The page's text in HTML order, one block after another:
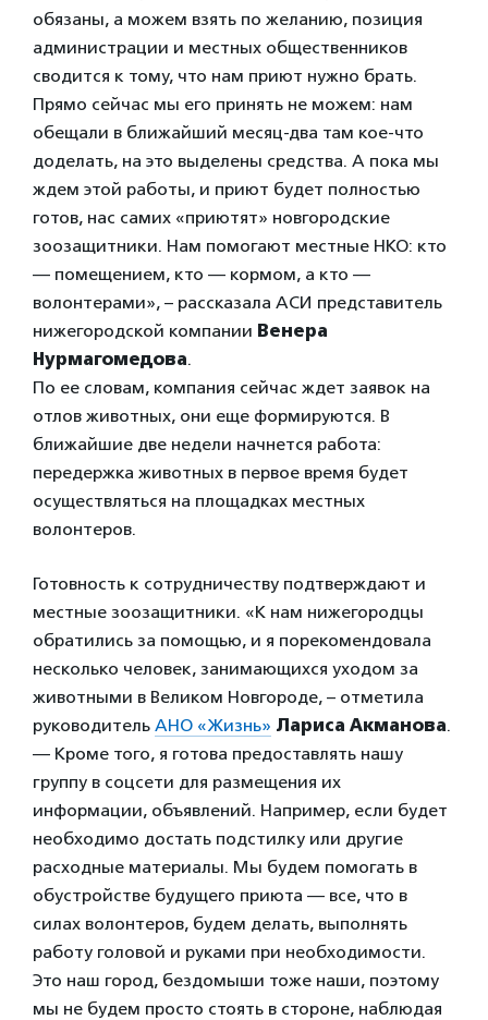
обязаны, а можем взять по желанию, позиция
администрации и местных общественников
сводится к тому, что нам приют нужно брать.
Прямо сейчас мы его принять не можем: нам
обещали в ближайший месяц-два там кое-что
доделать, на это выделены средства. А пока мы
ждем этой работы, и приют будет полностью
готов, нас самих «приютят» новгородские
зоозащитники. Нам помогают местные НКО: кто
— помещением, кто — кормом, а кто —
волонтерами», – рассказала АСИ представитель
нижегородской компании Венера
Нурмагомедова.
По ее словам, компания сейчас ждет заявок на
отлов животных, они еще формируются. В
ближайшие две недели начнется работа:
передержка животных в первое время будет
осуществляться на площадках местных
волонтеров.
Готовность к сотрудничеству подтверждают и
местные зоозащитники. «К нам нижегородцы
обратились за помощью, и я порекомендовала
несколько человек, занимающихся уходом за
животными в Великом Новгороде, – отметила
руководитель АНО «Жизнь» Лариса Акманова.
— Кроме того, я готова предоставлять нашу
группу в соцсети для размещения их
информации, объявлений. Например, если будет
необходимо достать подстилку или другие
расходные материалы. Мы будем помогать в
обустройстве будущего приюта — все, что в
силах волонтеров, будем делать, выполнять
работу головой и руками при необходимости.
Это наш город, бездомыши тоже наши, поэтому
мы не будем просто стоять в стороне, наблюдая